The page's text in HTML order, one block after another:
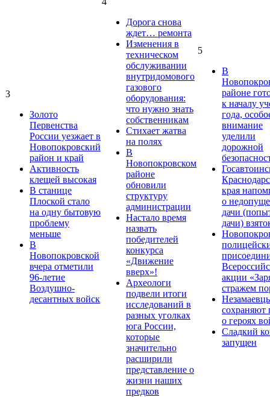
3
Золото
Первенства
России уезжает в
Новопокровский
район и край
Активность
клещей высокая
В станице
Плоской стало
на одну бытовую
проблему
меньше
В
Новопокровской
вчера отметили
96-летие
Воздушно-
десантных войск
Дорога снова
ждет… ремонта
Изменения в
техническом
обслуживании
внутридомового
газового
оборудования:
что нужно знать
собственникам
Стихает жатва
на полях
В
Новопокровском
районе
обновили
структуру
администрации
Настало время
назвать
победителей
конкурса
«Движение
вверх»!
Археологи
подвели итоги
исследований в
разных уголках
юга России,
которые
значительно
расширили
представление о
жизни наших
предков
5
В
районе
к началу
года,
внимание
уделили
дорожной
края
о
дачи
дачи)
акции
стражем
сохраняют
о героях
Сладкий
запущен